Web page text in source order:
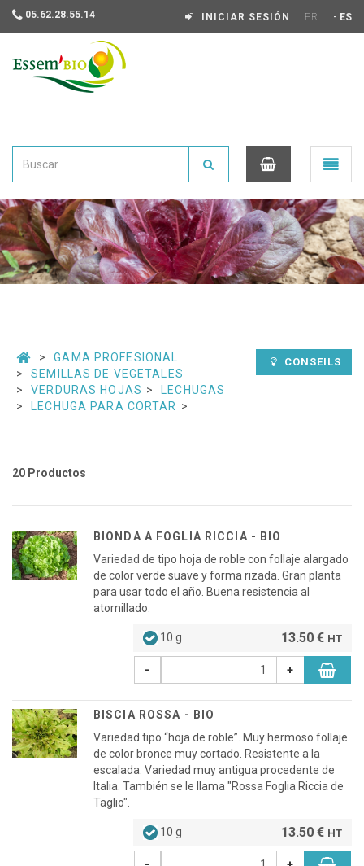
05.62.28.55.14 INICIAR SESIÓN FR - ES
0
Ouvrir
le
menu
CONSEILS
GAMA PROFESIONAL
SEMILLAS DE VEGETALES
VERDURAS HOJAS
LECHUGAS
LECHUGA PARA CORTAR
20 Productos
BIONDA A FOGLIA RICCIA - BIO
Variedad de tipo hoja de roble con follaje alargado
de color verde suave y forma rizada. Gran planta
para usar todo el año. Buena resistencia al
atornillado.
10 g 13.50 € HT
- +
BISCIA ROSSA - BIO
Variedad tipo “hoja de roble”. Muy hermoso follaje
de color bronce muy cortado. Resistente a la
escalada. Variedad muy antigua procedente de
Italia. También se le llama "Rossa Foglia Riccia de
Taglio".
10 g 13.50 € HT